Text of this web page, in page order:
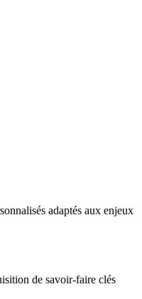
adaptés aux enjeux
de savoir-faire clés